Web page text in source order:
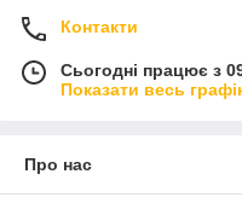
Чому варто
труби і фітинги в
Flapmarket
металопластикових труб
Контакти
Сьогодні працює з
Показати весь
Про нас